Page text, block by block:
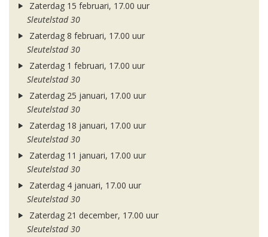
Zaterdag 15 februari, 17.00 uur
Sleutelstad 30
Zaterdag 8 februari, 17.00 uur
Sleutelstad 30
Zaterdag 1 februari, 17.00 uur
Sleutelstad 30
Zaterdag 25 januari, 17.00 uur
Sleutelstad 30
Zaterdag 18 januari, 17.00 uur
Sleutelstad 30
Zaterdag 11 januari, 17.00 uur
Sleutelstad 30
Zaterdag 4 januari, 17.00 uur
Sleutelstad 30
Zaterdag 21 december, 17.00 uur
Sleutelstad 30